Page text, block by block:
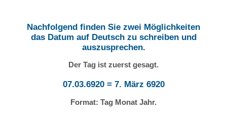
Nachfolgend finden Sie zwei Möglichkeiten
das Datum auf Deutsch zu schreiben und
auszusprechen.
Der Tag ist zuerst gesagt.
07.03.6920 = 7. März 6920
Format: Tag Monat Jahr.